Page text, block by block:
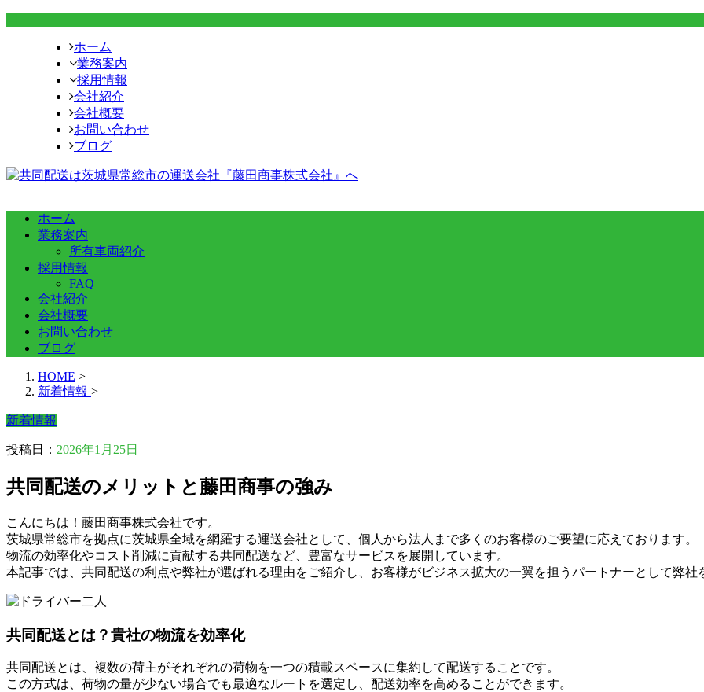
ホーム
業務案内
採用情報
会社紹介
会社概要
お問い合わせ
ブログ
ホーム
業務案内
所有車両紹介
採用情報
FAQ
会社紹介
会社概要
お問い合わせ
ブログ
HOME >
新着情報 >
新着情報
投稿日： 2026年1月25日
共同配送のメリットと藤田商事の強み
こんにちは！藤田商事株式会社です。
茨城県常総市を拠点に茨城県全域を網羅する運送会社として、個人から法人まで多くのお客様のご要望に応えております。
物流の効率化やコスト削減に貢献する共同配送など、豊富なサービスを展開しています。
本記事では、共同配送の利点や弊社が選ばれる理由をご紹介し、お客様がビジネス拡大の一翼を担うパートナーとして弊社
共同配送とは？貴社の物流を効率化
共同配送とは、複数の荷主がそれぞれの荷物を一つの積載スペースに集約して配送することです。
この方式は、荷物の量が少ない場合でも最適なルートを選定し、配送効率を高めることができます。